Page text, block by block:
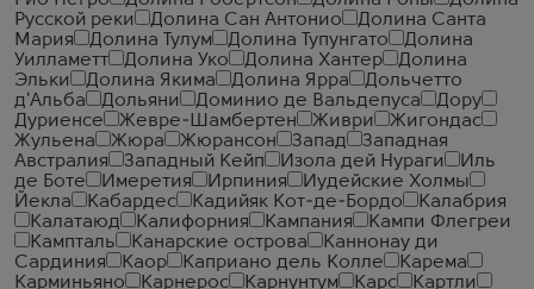
Русской реки
Долина Сан Антонио
Долина Санта
Мария
Долина Тулум Долина Тупунгато
Долина
Уилламетт
Долина Уко Долина Хантер
Долина
Эльки
Долина Якима Долина Ярра
Дольчетто
д'Альба
Дольяни Доминио де Вальдепуса
Дору
Дуриенсе
Жевре-Шамбертен Живри
Жигондас
Жульена
Жюра Жюрансон Запад
Западная
Австралия
Западный Кейп Изола дей Нураги
Иль
де Боте
Имеретия Ирпиния
Иудейские Холмы
Йекла
Кабардес Кадийяк Кот-де-Бордо
Калабрия
Калатаюд
Калифорния Кампания
Кампи Флегреи
Кампталь
Канарские острова
Каннонау ди
Сардиния
Каор Каприано дель Колле
Карема
Карминьяно
Карнерос Карнунтум Карс
Картли